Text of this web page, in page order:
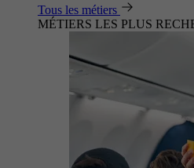
Tous les métiers
MÉTIERS LES PLUS